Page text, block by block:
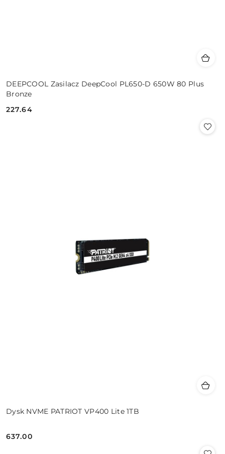
DEEPCOOL Zasilacz DeepCool PL650-D 650W 80 Plus
Bronze
Cena:
227.64
Dysk NVME PATRIOT VP400 Lite 1TB
Cena:
637.00